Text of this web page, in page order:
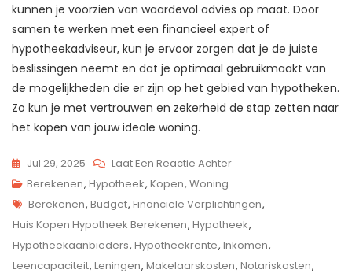
kunnen je voorzien van waardevol advies op maat. Door
samen te werken met een financieel expert of
hypotheekadviseur, kun je ervoor zorgen dat je de juiste
beslissingen neemt en dat je optimaal gebruikmaakt van
de mogelijkheden die er zijn op het gebied van hypotheken.
Zo kun je met vertrouwen en zekerheid de stap zetten naar
het kopen van jouw ideale woning.
Jul 29, 2025 Laat Een Reactie AchterOp
Voor
Het
Berekenen
Van
Berekenen, Hypotheek, Kopen, Woning
Tags
Berekenen, Budget, Financiële Verplichtingen,
Huis Kopen Hypotheek Berekenen, Hypotheek,
Hypotheekaanbieders, Hypotheekrente, Inkomen,
Leencapaciteit, Leningen, Makelaarskosten, Notariskosten,